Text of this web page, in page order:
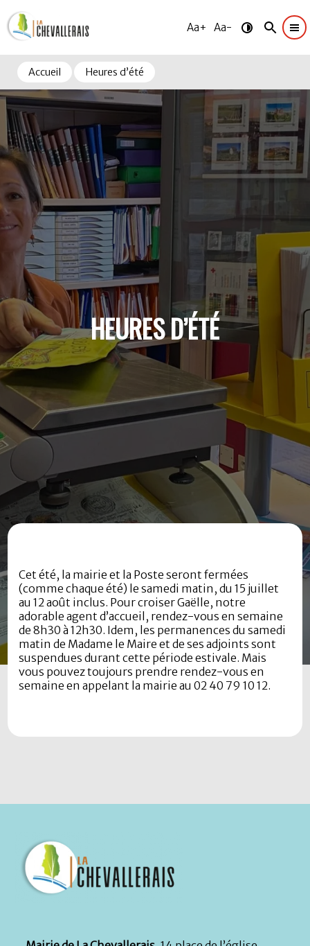
Aa+ Aa-
Accueil Heures d’été
HEURES D’ÉTÉ
Cet été, la mairie et la Poste seront fermées
(comme chaque été) le samedi matin, du 15 juillet
au 12 août inclus. Pour croiser Gaëlle, notre
adorable agent d’accueil, rendez-vous en semaine
de 8h30 à 12h30. Idem, les permanences du samedi
matin de Madame le Maire et de ses adjoints sont
suspendues durant cette période estivale. Mais
vous pouvez toujours prendre rendez-vous en
semaine en appelant la mairie au 02 40 79 10 12.